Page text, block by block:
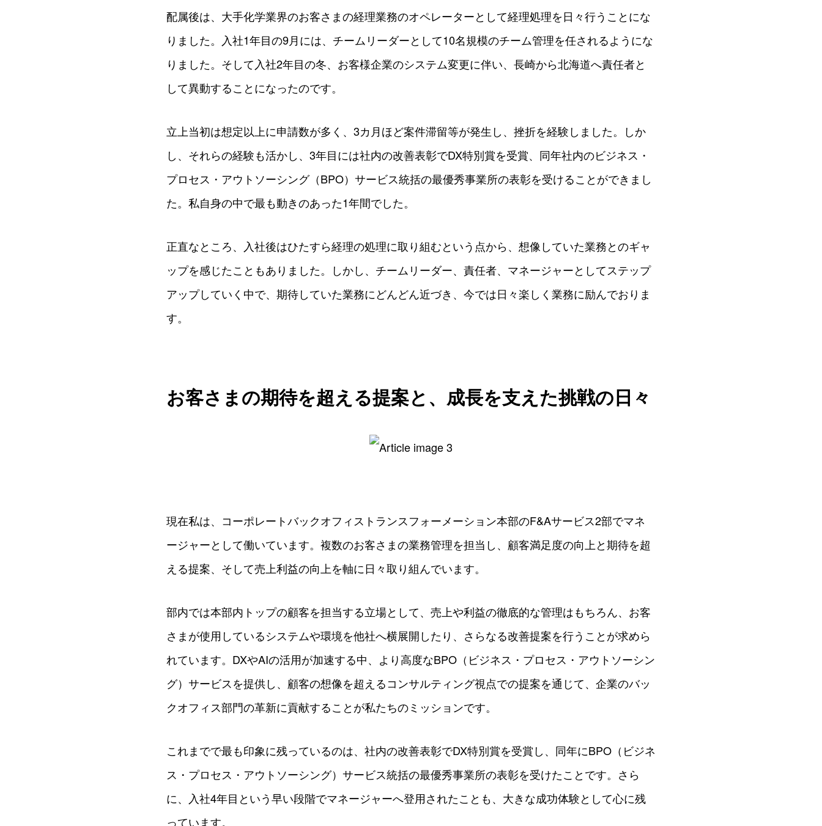
配属後は、大手化学業界のお客さまの経理業務のオペレーターとして経理処理を日々行うことにな
りました。入社1年目の9月には、チームリーダーとして10名規模のチーム管理を任されるようにな
りました。そして入社2年目の冬、お客様企業のシステム変更に伴い、長崎から北海道へ責任者と
して異動することになったのです。
立上当初は想定以上に申請数が多く、3カ月ほど案件滞留等が発生し、挫折を経験しました。しか
し、それらの経験も活かし、3年目には社内の改善表彰でDX特別賞を受賞、同年社内のビジネス・
プロセス・アウトソーシング（BPO）サービス統括の最優秀事業所の表彰を受けることができまし
た。私自身の中で最も動きのあった1年間でした。
正直なところ、入社後はひたすら経理の処理に取り組むという点から、想像していた業務とのギャ
ップを感じたこともありました。しかし、チームリーダー、責任者、マネージャーとしてステップ
アップしていく中で、期待していた業務にどんどん近づき、今では日々楽しく業務に励んでおりま
す。
お客さまの期待を超える提案と、成長を支えた挑戦の日々
現在私は、コーポレートバックオフィストランスフォーメーション本部のF&Aサービス2部でマネ
ージャーとして働いています。複数のお客さまの業務管理を担当し、顧客満足度の向上と期待を超
える提案、そして売上利益の向上を軸に日々取り組んでいます。
部内では本部内トップの顧客を担当する立場として、売上や利益の徹底的な管理はもちろん、お客
さまが使用しているシステムや環境を他社へ横展開したり、さらなる改善提案を行うことが求めら
れています。DXやAIの活用が加速する中、より高度なBPO（ビジネス・プロセス・アウトソーシン
グ）サービスを提供し、顧客の想像を超えるコンサルティング視点での提案を通じて、企業のバッ
クオフィス部門の革新に貢献することが私たちのミッションです。
これまでで最も印象に残っているのは、社内の改善表彰でDX特別賞を受賞し、同年にBPO（ビジネ
ス・プロセス・アウトソーシング）サービス統括の最優秀事業所の表彰を受けたことです。さら
に、入社4年目という早い段階でマネージャーへ登用されたことも、大きな成功体験として心に残
っています。